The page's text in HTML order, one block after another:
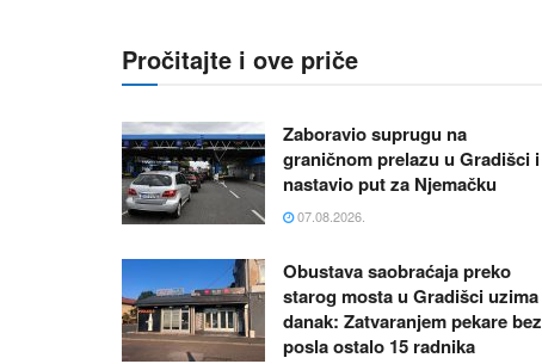
Pročitajte i ove priče
Zaboravio suprugu na
graničnom prelazu u Gradišci i
nastavio put za Njemačku
07.08.2026.
Obustava saobraćaja preko
starog mosta u Gradišci uzima
danak: Zatvaranjem pekare bez
posla ostalo 15 radnika